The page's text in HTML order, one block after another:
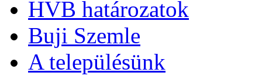
HVB határozatok
Buji Szemle
A településünk